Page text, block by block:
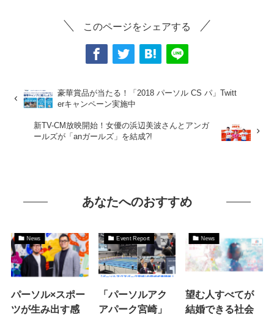
このページをシェアする
豪華賞品が当たる！「2018 パーソル CS パ」Twitt
erキャンペーン実施中
新TV-CM放映開始！女優の浜辺美波さんとアンガ
ールズが「anガールズ」を結成?!
あなたへのおすすめ
News
パーソル×スポー
ツが生み出す感
Event Report
「パーソルアク
アパーク宮崎」
News
望む人すべてが
結婚できる社会